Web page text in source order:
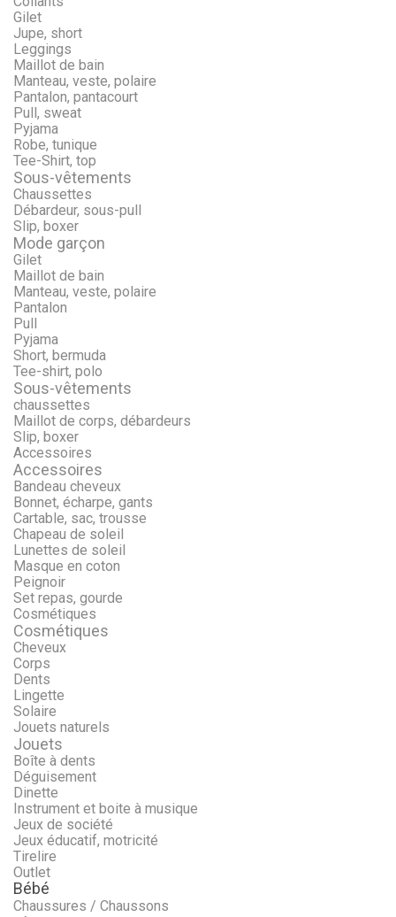
Gilet
Jupe, short
Leggings
Maillot de bain
Manteau, veste, polaire
Pantalon, pantacourt
Pull, sweat
Pyjama
Robe, tunique
Tee-Shirt, top
Sous-vêtements
Chaussettes
Débardeur, sous-pull
Slip, boxer
Mode garçon
Gilet
Maillot de bain
Manteau, veste, polaire
Pantalon
Pull
Pyjama
Short, bermuda
Tee-shirt, polo
Sous-vêtements
chaussettes
Maillot de corps, débardeurs
Slip, boxer
Accessoires
Accessoires
Bandeau cheveux
Bonnet, écharpe, gants
Cartable, sac, trousse
Chapeau de soleil
Lunettes de soleil
Masque en coton
Peignoir
Set repas, gourde
Cosmétiques
Cosmétiques
Cheveux
Corps
Dents
Lingette
Solaire
Jouets naturels
Jouets
Boîte à dents
Déguisement
Dinette
Instrument et boite à musique
Jeux de société
Jeux éducatif, motricité
Tirelire
Outlet
Bébé
Chaussures / Chaussons